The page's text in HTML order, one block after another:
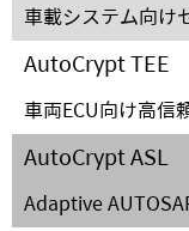
車載システム向け
AutoCrypt TEE
車両ECU向け高信
AutoCrypt ASL
Adaptive